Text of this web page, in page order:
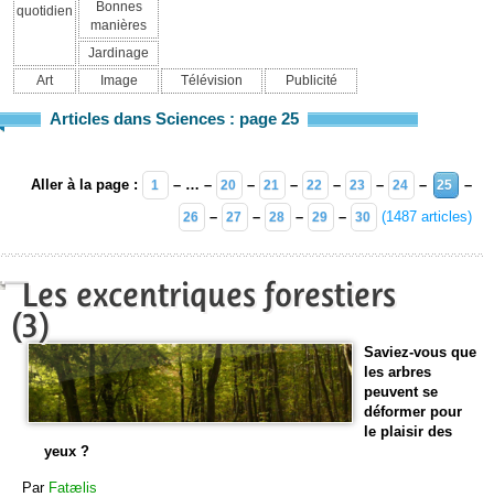
quotidien
Bonnes
manières
Jardinage
Art
Image Télévision Publicité
Articles dans Sciences : page 25
Aller à la page : 1 – … – 20 – 21 – 22 – 23 – 24 – 25 –
26 – 27 – 28 – 29 – 30 (1487 articles)
Les excentriques forestiers
(3)
Saviez-vous que
les arbres
peuvent se
déformer pour
le plaisir des
yeux ?
Par Fatælis